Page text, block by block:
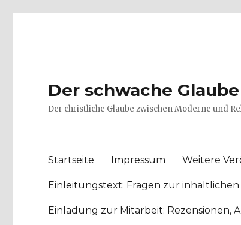
Der schwache Glaube
Der christliche Glaube zwischen Moderne und
Startseite Impressum Weitere
Einleitungstext: Fragen zur
Einladung zur Mitarbeit: Rezensionen,